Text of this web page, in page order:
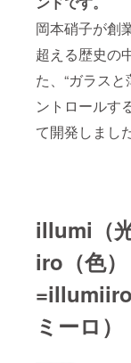
岡本硝子が創
超える歴史の
た、“ガラス
ントロールす
て開発しました
illumi（
iro（色）
ミーロ）